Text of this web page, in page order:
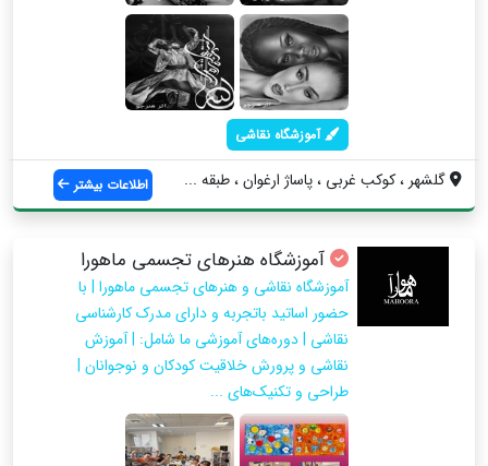
آموزشگاه نقاشی
گلشهر ، کوکب غربی ، پاساژ ارغوان ، طبقه ... اطلاعات بیشتر
آموزشگاه هنرهای تجسمی ماهورا
آموزشگاه نقاشی و هنرهای تجسمی ماهورا | با
حضور اساتید باتجربه و دارای مدرک کارشناسی
نقاشی | دوره‌های آموزشی ما شامل: | آموزش
نقاشی و پرورش خلاقیت کودکان و نوجوانان |
طراحی و تکنیک‌های ...